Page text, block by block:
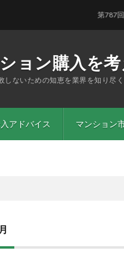
ョン購入を考
しないための知恵を業界を知り尽
アドバイス マンション
第787回 「自